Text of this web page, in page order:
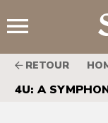
RETOUR
4U: A